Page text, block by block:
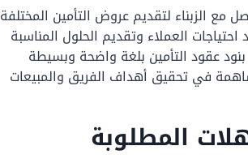
مع الزبناء لتقديم عروض التأمين المختلفة
احتياجات العملاء وتقديم الحلول المناسبة
عقود التأمين بلغة واضحة وبسيطة
في تحقيق أهداف الفريق والمبيعات
المطلوبة